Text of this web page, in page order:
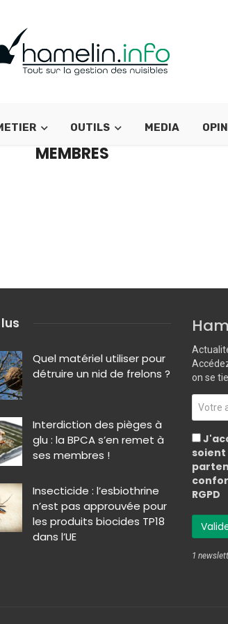
OUTILS MEDIA
MEMBRES
Quel matériel utiliser pour
détruire un nid de frelons ?
Interdiction des pièges à
glu : la BPCA s’en remet à
ses membres !
Insecticide : l’esbiothrine
n’est pas approuvée pour
les produits biocides TP18
dans l’UE
on se
RGPD
1